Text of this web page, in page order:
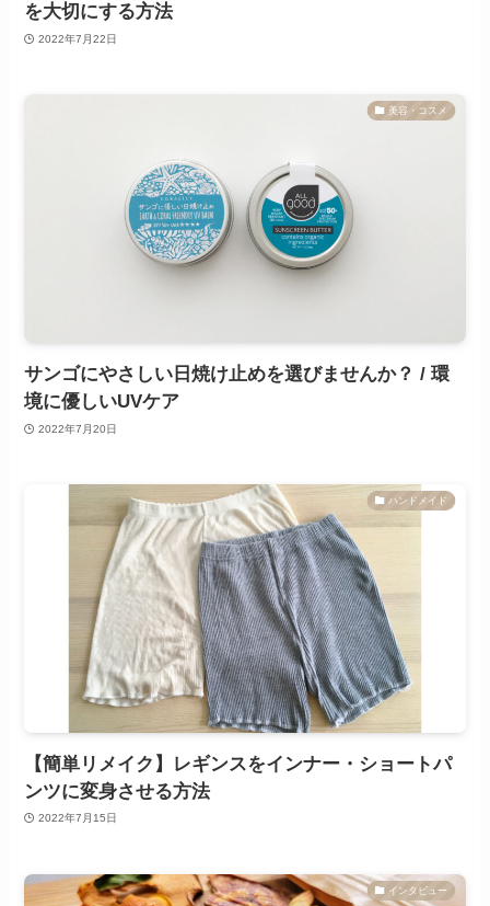
を大切にする方法
2022年7月22日
美容・コスメ
サンゴにやさしい日焼け止めを選びませんか？ / 環
境に優しいUVケア
2022年7月20日
ハンドメイド
【簡単リメイク】レギンスをインナー・ショートパ
ンツに変身させる方法
2022年7月15日
インタビュー